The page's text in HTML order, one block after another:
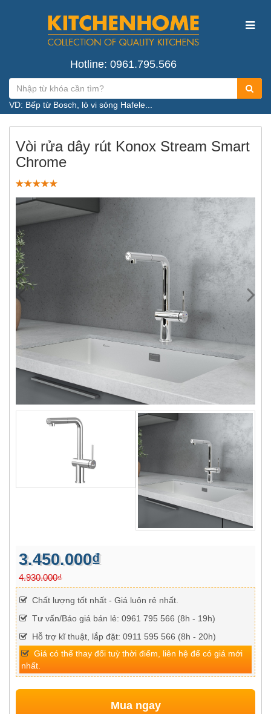
Hotline: 0961.795.566
VD: Bếp từ Bosch, lò vi sóng Hafele...
Vòi rửa dây rút Konox Stream Smart
Chrome
3.450.000₫
4.930.000₫
Chất lượng tốt nhất - Giá luôn rẻ nhất.
Tư vấn/Báo giá bán lẻ: 0961 795 566 (8h - 19h)
Hỗ trợ kĩ thuật, lắp đặt: 0911 595 566 (8h - 20h)
Giá có thể thay đổi tuỳ thời điểm, liên hệ để có giá mới
nhất.
Mua ngay